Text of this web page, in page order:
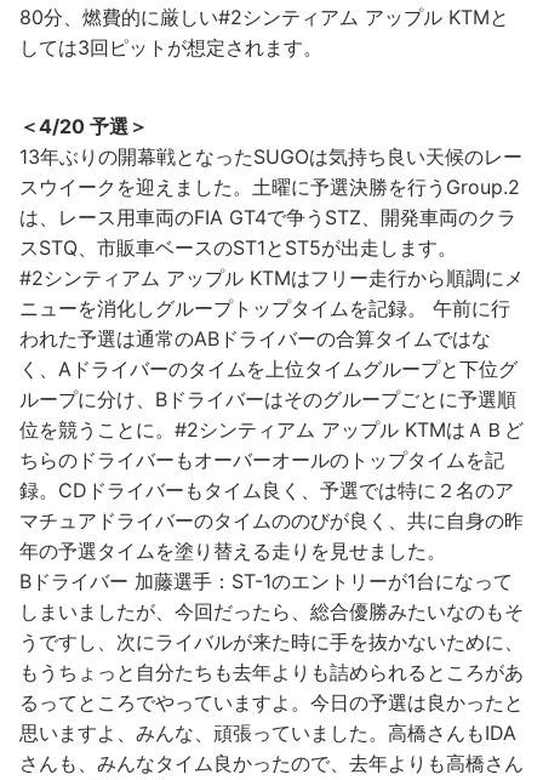
80分、燃費的に厳しい#2シンティアム アップル KTMと
しては3回ピットが想定されます。
＜4/20 予選＞
13年ぶりの開幕戦となったSUGOは気持ち良い天候のレー
スウイークを迎えました。土曜に予選決勝を行うGroup.2
は、レース用車両のFIA GT4で争うSTZ、開発車両のクラ
スSTQ、市販車ベースのST1とST5が出走します。
#2シンティアム アップル KTMはフリー走行から順調にメ
ニューを消化しグループトップタイムを記録。 午前に行
われた予選は通常のABドライバーの合算タイムではな
く、Aドライバーのタイムを上位タイムグループと下位グ
ループに分け、Bドライバーはそのグループごとに予選順
位を競うことに。#2シンティアム アップル KTMはＡＢど
ちらのドライバーもオーバーオールのトップタイムを記
録。CDドライバーもタイム良く、予選では特に２名のア
マチュアドライバーのタイムののびが良く、共に自身の昨
年の予選タイムを塗り替える走りを見せました。
Bドライバー 加藤選手：ST-1のエントリーが1台になって
しまいましたが、今回だったら、総合優勝みたいなのもそ
うですし、次にライバルが来た時に手を抜かないために、
もうちょっと自分たちも去年よりも詰められるところがあ
るってところでやっていますよ。今日の予選は良かったと
思いますよ、みんな、頑張っていました。高橋さんもIDA
さんも、みんなタイム良かったので、去年よりも高橋さん